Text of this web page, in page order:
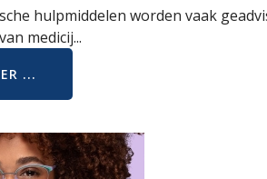
hulpmiddelen worden vaak
medicij...
...